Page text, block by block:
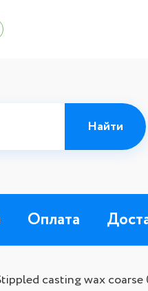
Оплата
casting wax